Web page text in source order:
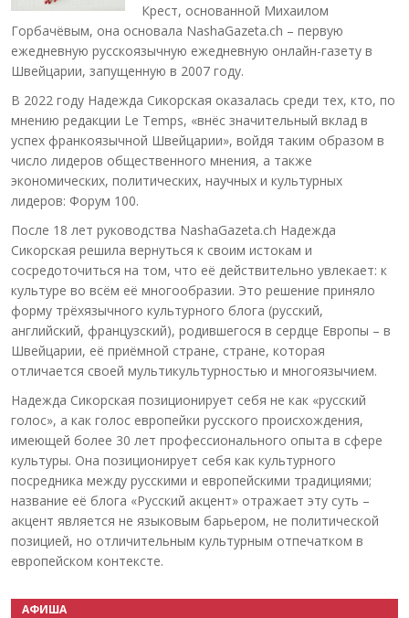
Крест, основанной Михаилом
Горбачёвым, она основала NashaGazeta.ch – первую
ежедневную русскоязычную ежедневную онлайн-газету в
Швейцарии, запущенную в 2007 году.
В 2022 году Надежда Сикорская оказалась среди тех, кто, по
мнению редакции Le Temps, «внёс значительный вклад в
успех франкоязычной Швейцарии», войдя таким образом в
число лидеров общественного мнения, а также
экономических, политических, научных и культурных
лидеров: Форум 100.
После 18 лет руководства NashaGazeta.ch Надежда
Сикорская решила вернуться к своим истокам и
сосредоточиться на том, что её действительно увлекает: к
культуре во всём её многообразии. Это решение приняло
форму трёхязычного культурного блога (русский,
английский, французский), родившегося в сердце Европы – в
Швейцарии, её приёмной стране, стране, которая
отличается своей мультикультурностью и многоязычием.
Надежда Сикорская позиционирует себя не как «русский
голос», а как голос европейки русского происхождения,
имеющей более 30 лет профессионального опыта в сфере
культуры. Она позиционирует себя как культурного
посредника между русскими и европейскими традициями;
название её блога «Русский акцент» отражает эту суть –
акцент является не языковым барьером, не политической
позицией, но отличительным культурным отпечатком в
европейском контексте.
АФИША